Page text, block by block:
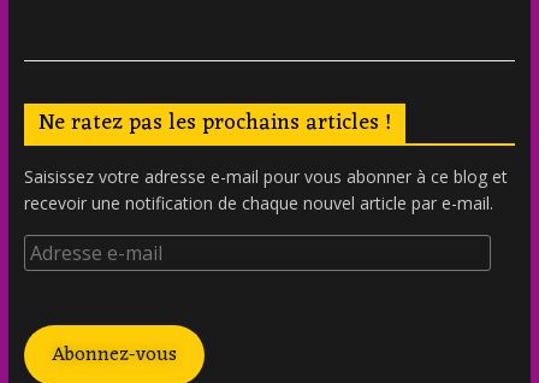
Ne ratez pas les prochains articles !
Saisissez votre adresse e-mail pour vous abonner à ce blog et
recevoir une notification de chaque nouvel article par e-mail.
Abonnez-vous